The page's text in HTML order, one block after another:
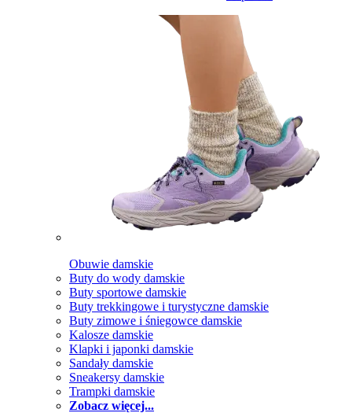
Obuwie damskie
Buty do wody damskie
Buty sportowe damskie
Buty trekkingowe i turystyczne damskie
Buty zimowe i śniegowce damskie
Kalosze damskie
Klapki i japonki damskie
Sandały damskie
Sneakersy damskie
Trampki damskie
Zobacz więcej...